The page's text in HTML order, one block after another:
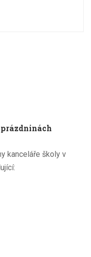
kanceláře školy v